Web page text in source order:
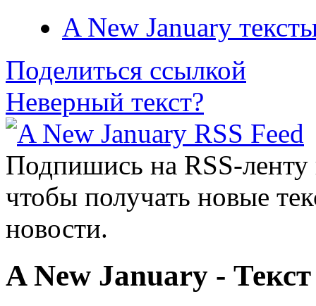
A New January
Поделиться ссылкой
Неверный текст?
Подпишись на RSS-
чтобы получать новые
новости.
A New January -